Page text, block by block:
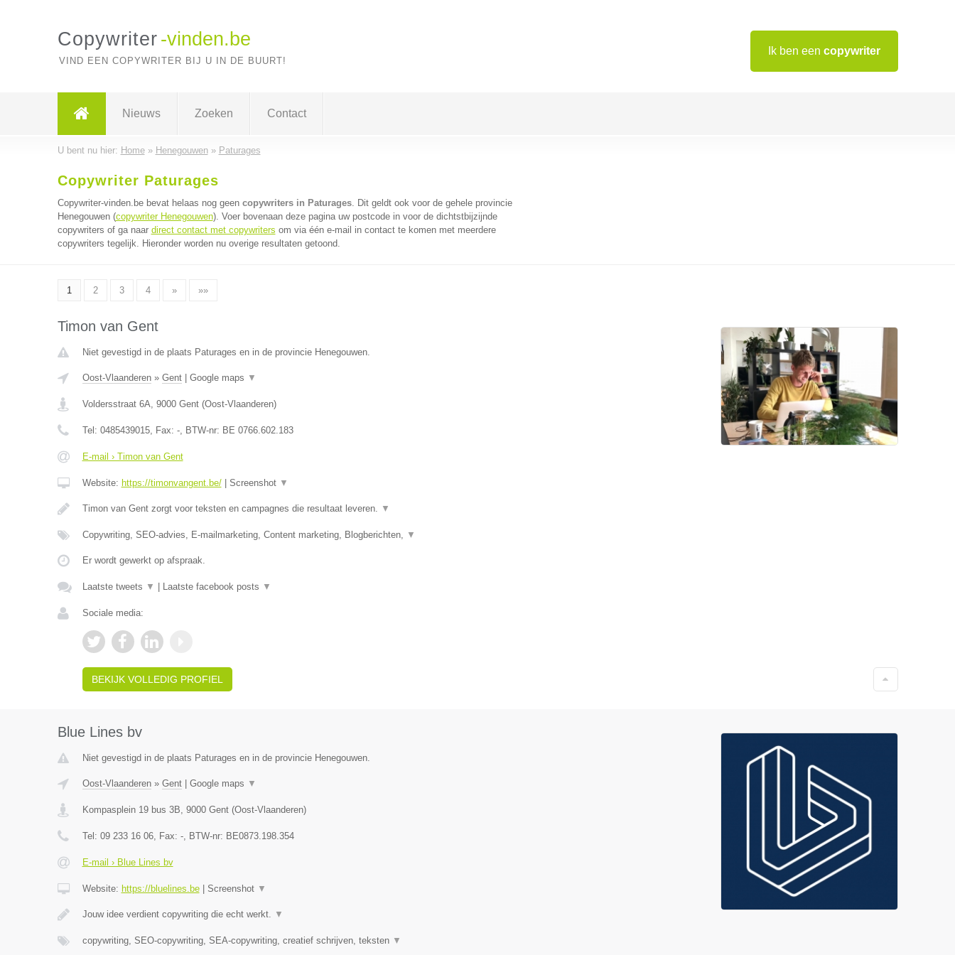
Ik ben een copywriter
Copywriter -vinden.be
VIND EEN COPYWRITER BIJ U IN DE BUURT!
Nieuws Zoeken Contact
U bent nu hier: Home» Henegouwen» Paturages
Copywriter Paturages
Copywriter-vinden.be bevat helaas nog geen copywriters in Paturages. Dit geldt ook voor de gehele provincie
Henegouwen (copywriter Henegouwen). Voer bovenaan deze pagina uw postcode in voor de dichtstbijzijnde
copywriters of ga naar direct contact met copywriters om via één e-mail in contact te komen met meerdere
copywriters tegelijk. Hieronder worden nu overige resultaten getoond.
1 2 3 4 » »»
Timon van Gent
Niet gevestigd in de plaats Paturages en in de provincie Henegouwen.
Oost-Vlaanderen» Gent| Google maps ▼
Voldersstraat 6A, 9000 Gent(Oost-Vlaanderen)
Tel: 0485439015, Fax: -, BTW-nr: BE 0766.602.183
E-mail › Timon van Gent
Website: https://timonvangent.be/| Screenshot ▼
Timon van Gent zorgt voor teksten en campagnes die resultaat leveren. ▼
Copywriting, SEO-advies, E-mailmarketing, Content marketing, Blogberichten, ▼
Er wordt gewerkt op afspraak.
Laatste tweets ▼ Laatste facebook posts ▼
Sociale media:
BEKIJK VOLLEDIG PROFIEL
Blue Lines bv
Niet gevestigd in de plaats Paturages en in de provincie Henegouwen.
Oost-Vlaanderen» Gent| Google maps ▼
Kompasplein 19 bus 3B, 9000 Gent(Oost-Vlaanderen)
Tel: 09 233 16 06, Fax: -, BTW-nr: BE0873.198.354
E-mail › Blue Lines bv
Website: https://bluelines.be| Screenshot ▼
Jouw idee verdient copywriting die echt werkt. ▼
copywriting, SEO-copywriting, SEA-copywriting, creatief schrijven, teksten ▼